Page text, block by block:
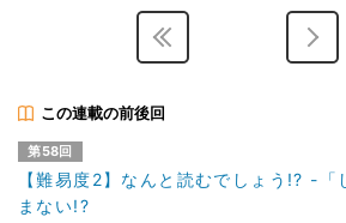
この連載の前後回
第58回
【難易度2】なんと読むでしょう!? -「
まない!?